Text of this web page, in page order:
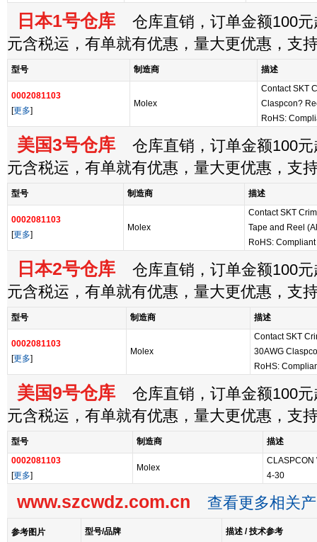
日本1号仓库 仓库直销，订单金额100元
元含税运，有单就有优惠，量大更优惠，支
型号 制造商 描述
0002081103
[更多]
Molex
Contact SKT
Claspcon?
RoHS:
美国3号仓库 仓库直销，订单金额100元
元含税运，有单就有优惠，量大更优惠，支
型号 制造商 描述
0002081103
[更多]
Molex
Contact SKT
Tape and Reel
RoHS: Compliant
日本2号仓库 仓库直销，订单金额100元
元含税运，有单就有优惠，量大更优惠，支
型号 制造商 描述
0002081103
[更多]
Molex
Contact SKT
30AWG
RoHS:
美国9号仓库 仓库直销，订单金额100元
元含税运，有单就有优惠，量大更优惠，支
型号 制造商
描述
0002081103
[更多]
Molex
CLASPCON
4-30
www.szcwdz.com.cn 查看更多相关
参考图片 型号/品牌 描述 / 技术参考